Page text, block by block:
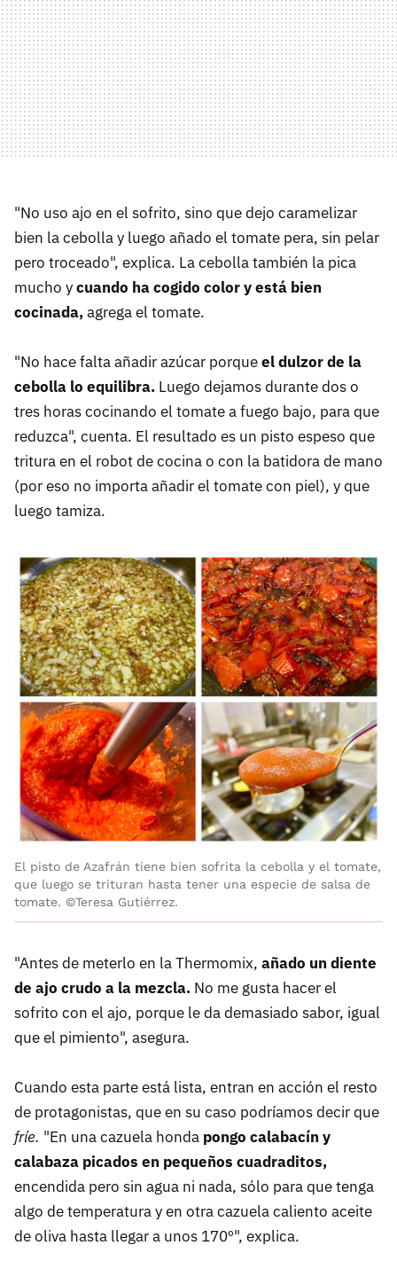
"No uso ajo en el sofrito, sino que dejo caramelizar
bien la cebolla y luego añado el tomate pera, sin pelar
pero troceado", explica. La cebolla también la pica
mucho ycuando ha cogido color y está bien
cocinada,agrega el tomate.
"No hace falta añadir azúcar porqueel dulzor de la
cebolla lo equilibra. Luego dejamos durante dos o
tres horas cocinando el tomate a fuego bajo, para que
reduzca", cuenta. El resultado es un pisto espeso que
tritura en el robot de cocina o con la batidora de mano
(por eso no importa añadir el tomate con piel), y que
luego tamiza.
El pisto de Azafrán tiene bien sofrita la cebolla y el tomate,
que luego se trituran hasta tener una especie de salsa de
tomate. ©Teresa Gutiérrez.
"Antes de meterlo en la Thermomix, añado un diente
de ajo crudo a la mezcla. No me gusta hacer el
sofrito con el ajo, porque le da demasiado sabor, igual
que el pimiento", asegura.
Cuando esta parte está lista, entran en acción el resto
de protagonistas, que en su caso podríamos decir que
fríe. "En una cazuela honda pongo calabacín y
calabaza picados en pequeños cuadraditos,
encendida pero sin agua ni nada, sólo para que tenga
algo de temperatura y en otra cazuela caliento aceite
de oliva hasta llegar a unos 170º", explica.